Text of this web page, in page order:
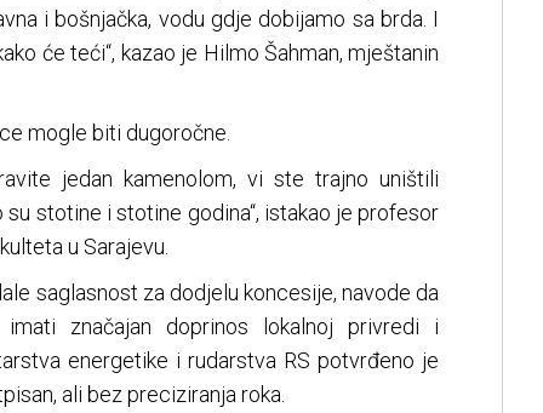
i bošnjačka, vodu gdje dobijamo sa brda. I
će teći“, kazao je Hilmo Šahman, mještanin
mogle biti dugoročne.
jedan kamenolom, vi ste trajno uništili
stotine i stotine godina“, istakao je profesor
u Sarajevu.
saglasnost za dodjelu koncesije, navode da
imati značajan doprinos lokalnoj privredi i
energetike i rudarstva RS potvrđeno je
ali bez preciziranja roka.